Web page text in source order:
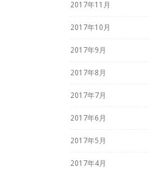
2017年11月
2017年10月
2017年9月
2017年8月
2017年7月
2017年6月
2017年5月
2017年4月